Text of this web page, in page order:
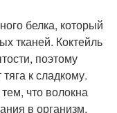
белка, который
тканей. Коктейль
поэтому
к сладкому.
что волокна
в организм.